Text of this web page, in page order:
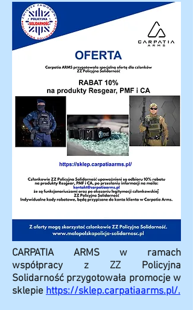
CARPATIA ARMS w ramach
współpracy z ZZ Policyjna
Solidarność przygotowała promocje w
sklepie https://sklep.carpatiaarms.pl/.